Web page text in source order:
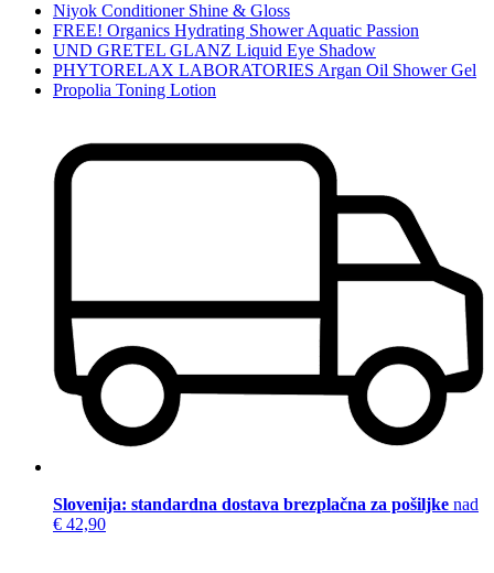
Niyok Conditioner Shine & Gloss
FREE! Organics Hydrating Shower Aquatic Passion
UND GRETEL GLANZ Liquid Eye Shadow
PHYTORELAX LABORATORIES Argan Oil Shower Gel
Propolia Toning Lotion
Slovenija: standardna dostava brezplačna za pošiljke nad
€ 42,90